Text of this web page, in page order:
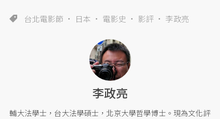
台北電影節 日本 電影史 影評 李政亮
李政亮
輔大法學士，台大法學碩士，北京大學哲學博士。現為文化評